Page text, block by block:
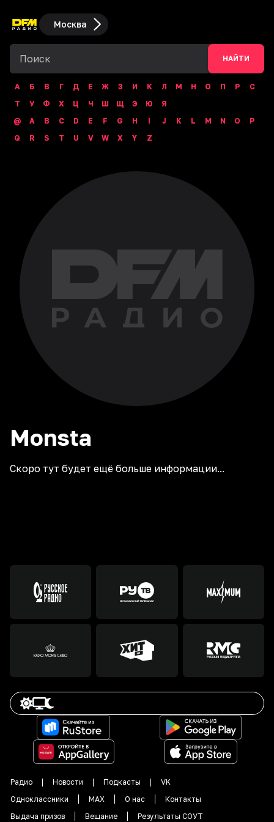
Москва
НАЙТИ
А Б В Г Д Е Ж З И К Л М Н О П Р
С
Т
У Ф Х Ц Ч Ш Щ Э Ю
Я
@
A B C D E F G H I J K L M N O
P
Q
R S T U V W X Y Z
Monsta
Скоро тут будет ещё больше информации...
Радио Новости Подкасты
VK
Одноклассники
MAX О нас
Контакты
Выдача призов
Вещание Результаты СОУТ